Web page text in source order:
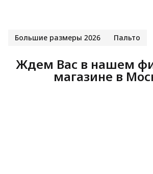
Большие размеры 2026 Пальто
Ждем Вас в нашем
магазине в